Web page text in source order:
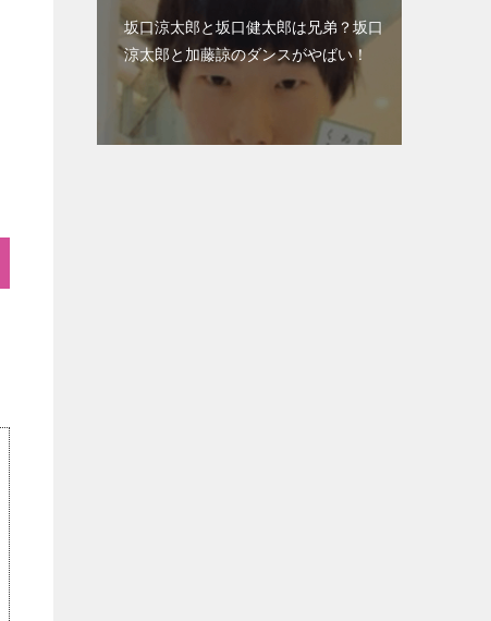
坂口涼太郎と坂口健太郎は兄弟？坂口
涼太郎と加藤諒のダンスがやばい！